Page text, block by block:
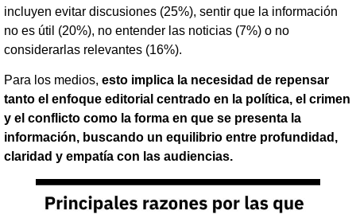
incluyen evitar discusiones (25%), sentir que la información
no es útil (20%), no entender las noticias (7%) o no
considerarlas relevantes (16%).
Para los medios, esto implica la necesidad de repensar
tanto el enfoque editorial centrado en la política, el crimen
y el conflicto como la forma en que se presenta la
información, buscando un equilibrio entre profundidad,
claridad y empatía con las audiencias.